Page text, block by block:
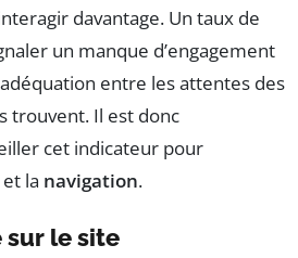
davantage. Un taux de
un manque d’engagement
entre les attentes des
trouvent. Il est donc
cet indicateur pour
la navigation.
sur le site